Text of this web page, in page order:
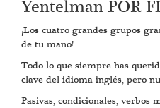
Yentelman POR
¡Los cuatro grandes grupos
de tu mano!
Todo lo que siempre has
clave del idioma inglés, pero
Pasivas, condicionales, verbos